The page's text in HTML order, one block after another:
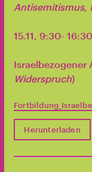
Antisemitismus,
15.11, 9:30- 16:30
Israelbezogener
Widerspruch)
Herunterladen